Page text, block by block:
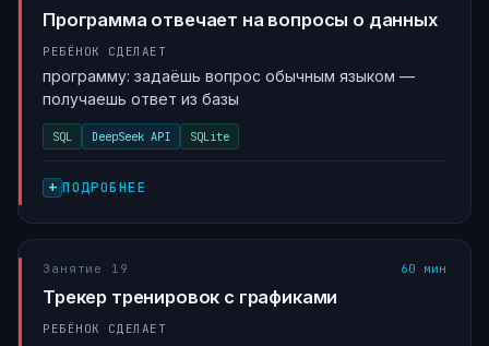
Программа отвечает на вопросы о данных
РЕБЁНОК СДЕЛАЕТ
программу: задаёшь вопрос обычным языком —
получаешь ответ из базы
SQL DeepSeek API SQLite
ПОДРОБНЕЕ
Занятие 19 60 мин
Трекер тренировок с графиками
РЕБЁНОК СДЕЛАЕТ